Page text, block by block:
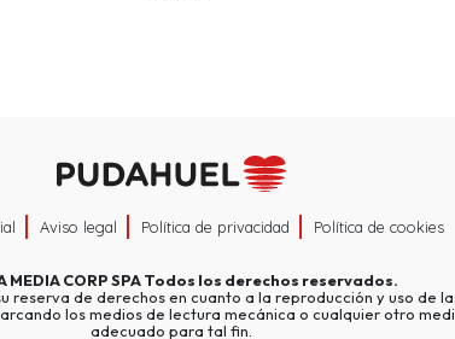
Aviso legal Política de privacidad Política de cookies
MEDIA CORP SPATodos los derechos reservados.
su reserva de derechos en cuanto a la reproducción y uso de
los medios de lectura mecánica o cualquier otro
adecuado para tal fin.